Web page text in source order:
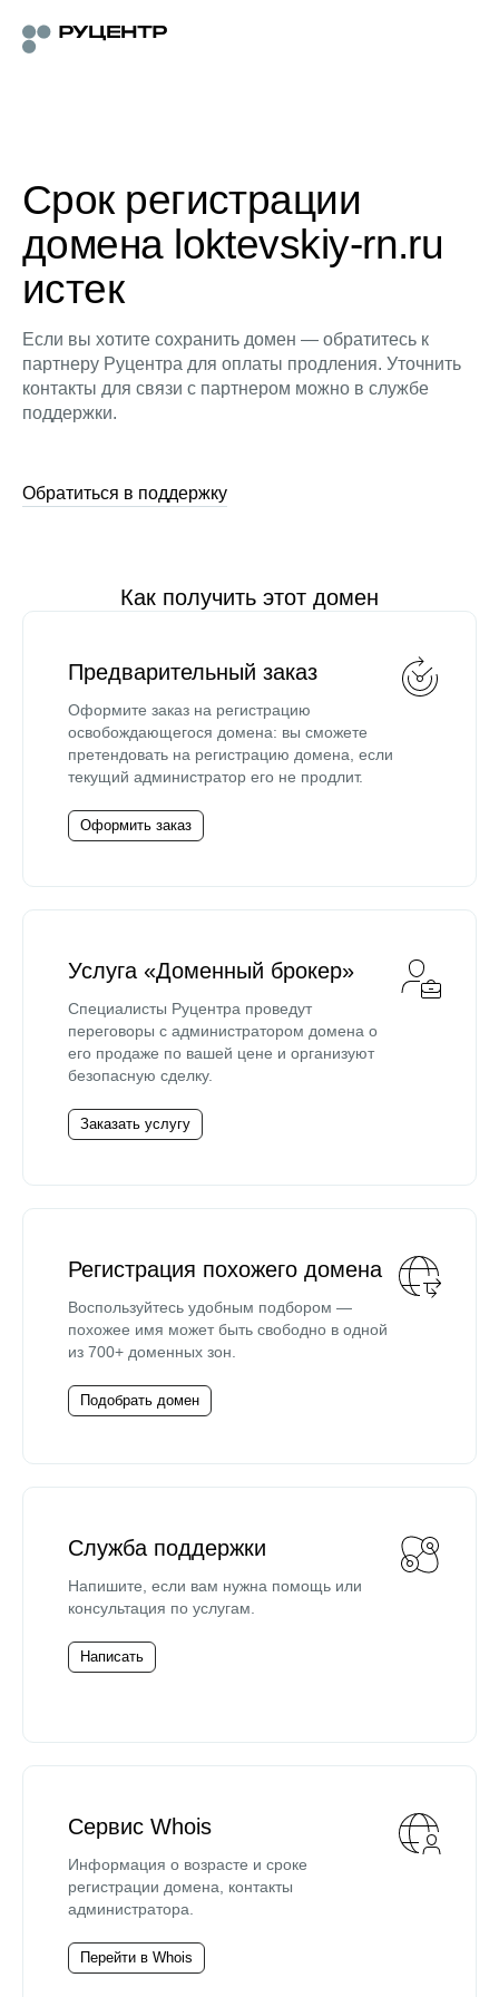
Срок регистрации
домена loktevskiy-rn.ru
истек
Если вы хотите сохранить домен — обратитесь к
партнеру Руцентра для оплаты продления. Уточнить
контакты для связи с партнером можно в службе
поддержки.
Обратиться в поддержку
Как получить этот домен
Предварительный заказ
Оформите заказ на регистрацию
освобождающегося домена: вы сможете
претендовать на регистрацию домена, если
текущий администратор его не продлит.
Оформить заказ
Услуга «Доменный брокер»
Специалисты Руцентра проведут
переговоры с администратором домена о
его продаже по вашей цене и организуют
безопасную сделку.
Заказать услугу
Регистрация похожего домена
Воспользуйтесь удобным подбором —
похожее имя может быть свободно в одной
из 700+ доменных зон.
Подобрать домен
Служба поддержки
Напишите, если вам нужна помощь или
консультация по услугам.
Написать
Сервис Whois
Информация о возрасте и сроке
регистрации домена, контакты
администратора.
Перейти в Whois